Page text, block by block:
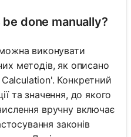
done manually?
виконувати
методів, як описано
Конкретний
та значення, до якого
вручну включає
законів